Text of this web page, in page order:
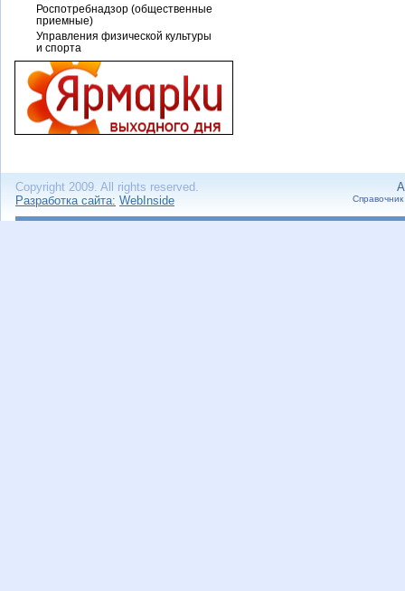
Роспотребнадзор (общественные
приемные)
Управления физической культуры
и спорта
Copyright 2009. All rights reserved.
Разработка сайта: WebInside